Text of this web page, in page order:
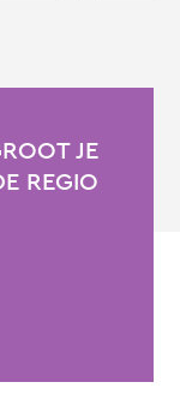
JE
REGIO